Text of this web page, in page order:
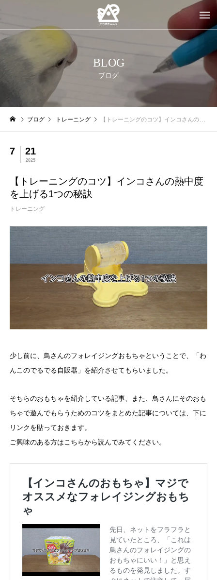
BLOG
ブログ
ブログ トレーニング 【トレーニングのコツ】インコさんの熱中度を上げる1つの秘訣
7 21
2025
【トレーニングのコツ】インコさんの熱中度
を上げる1つの秘訣
トレーニング
少し前に、鳥さんのフォレイジングおもちゃということで、「わ
んこのでるでる自販器」を紹介させてもらいました。
そちらのおもちゃを紹介している記事、また、鳥さんにそのおも
ちゃで遊んでもらうためのコツをまとめた記事については、下に
リンクを貼っておきます。
ご興味のある方はこちらから読んでみてください。